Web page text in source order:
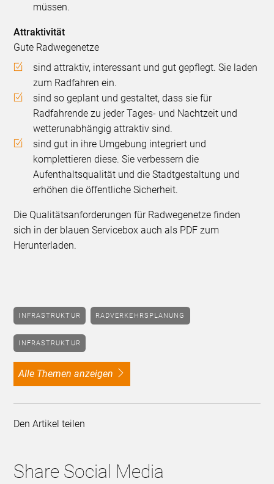
müssen.
Attraktivität
Gute Radwegenetze
sind attraktiv, interessant und gut gepflegt. Sie laden
zum Radfahren ein.
sind so geplant und gestaltet, dass sie für
Radfahrende zu jeder Tages- und Nachtzeit und
wetterunabhängig attraktiv sind.
sind gut in ihre Umgebung integriert und
komplettieren diese. Sie verbessern die
Aufenthaltsqualität und die Stadtgestaltung und
erhöhen die öffentliche Sicherheit.
Die Qualitätsanforderungen für Radwegenetze finden
sich in der blauen Servicebox auch als PDF zum
Herunterladen.
INFRASTRUKTUR RADVERKEHRSPLANUNG
INFRASTRUKTUR
alle Themen anzeigen
Den Artikel teilen
Share Social Media